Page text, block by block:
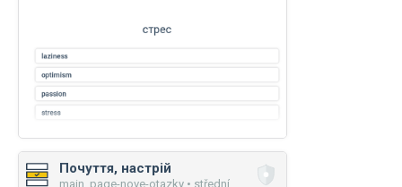
Почуття, настрій
main_page-nove-otazky • střední